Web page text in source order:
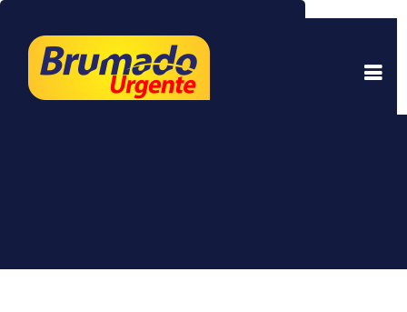
experiência. Ao continuar a navegar, você está
de acordo com isso.Saber mais.